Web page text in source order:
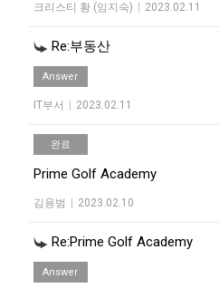
크리스티 황 (임지숙) 2023.02.11
Re:부동산
Answer
IT부서 2023.02.11
완료
Prime Golf Academy
김용범 2023.02.10
Re:Prime Golf Academy
Answer